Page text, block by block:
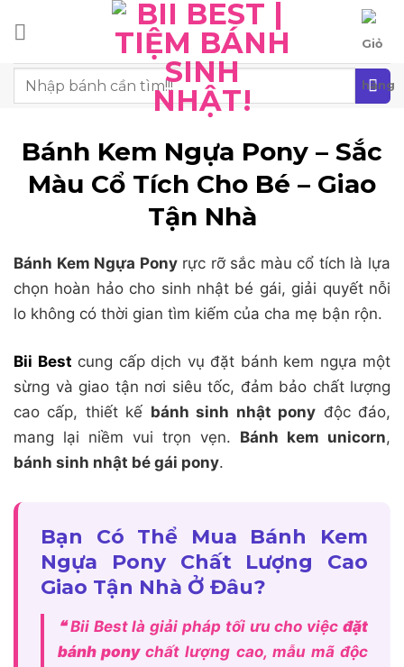
dung
Tìm
Bánh Kem Ngựa Pony – Sắc
Màu Cổ Tích Cho Bé – Giao
Tận Nhà
Bánh Kem Ngựa Ponyrực rỡ sắc màu cổ tích là lựa
chọn hoàn hảo cho sinh nhật bé gái, giải quyết nỗi
lo không có thời gian tìm kiếm của cha mẹ bận rộn.
Bii Best cung cấp dịch vụ đặt bánh kem ngựa một
sừng và giao tận nơi siêu tốc, đảm bảo chất lượng
cao cấp, thiết kế bánh sinh nhật pony độc đáo,
mang lại niềm vui trọn vẹn. Bánh kem unicorn,
bánh sinh nhật bé gái pony.
Bạn Có Thể Mua Bánh Kem
Ngựa Pony Chất Lượng Cao
Giao Tận Nhà Ở Đâu?
❝ Bii Best là giải pháp tối ưu cho việc đặt
bánh ponychất lượng cao, mẫu mã độc